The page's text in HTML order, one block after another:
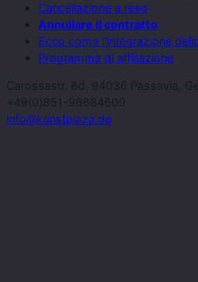
Cancellazione e reso
Annullare il contratto
Ecco come l'integrazione
Programma di affiliazione
Carossastr. 8d, 94036 Passavia,
+49(0)851-96684600
info@kunstplaza.de